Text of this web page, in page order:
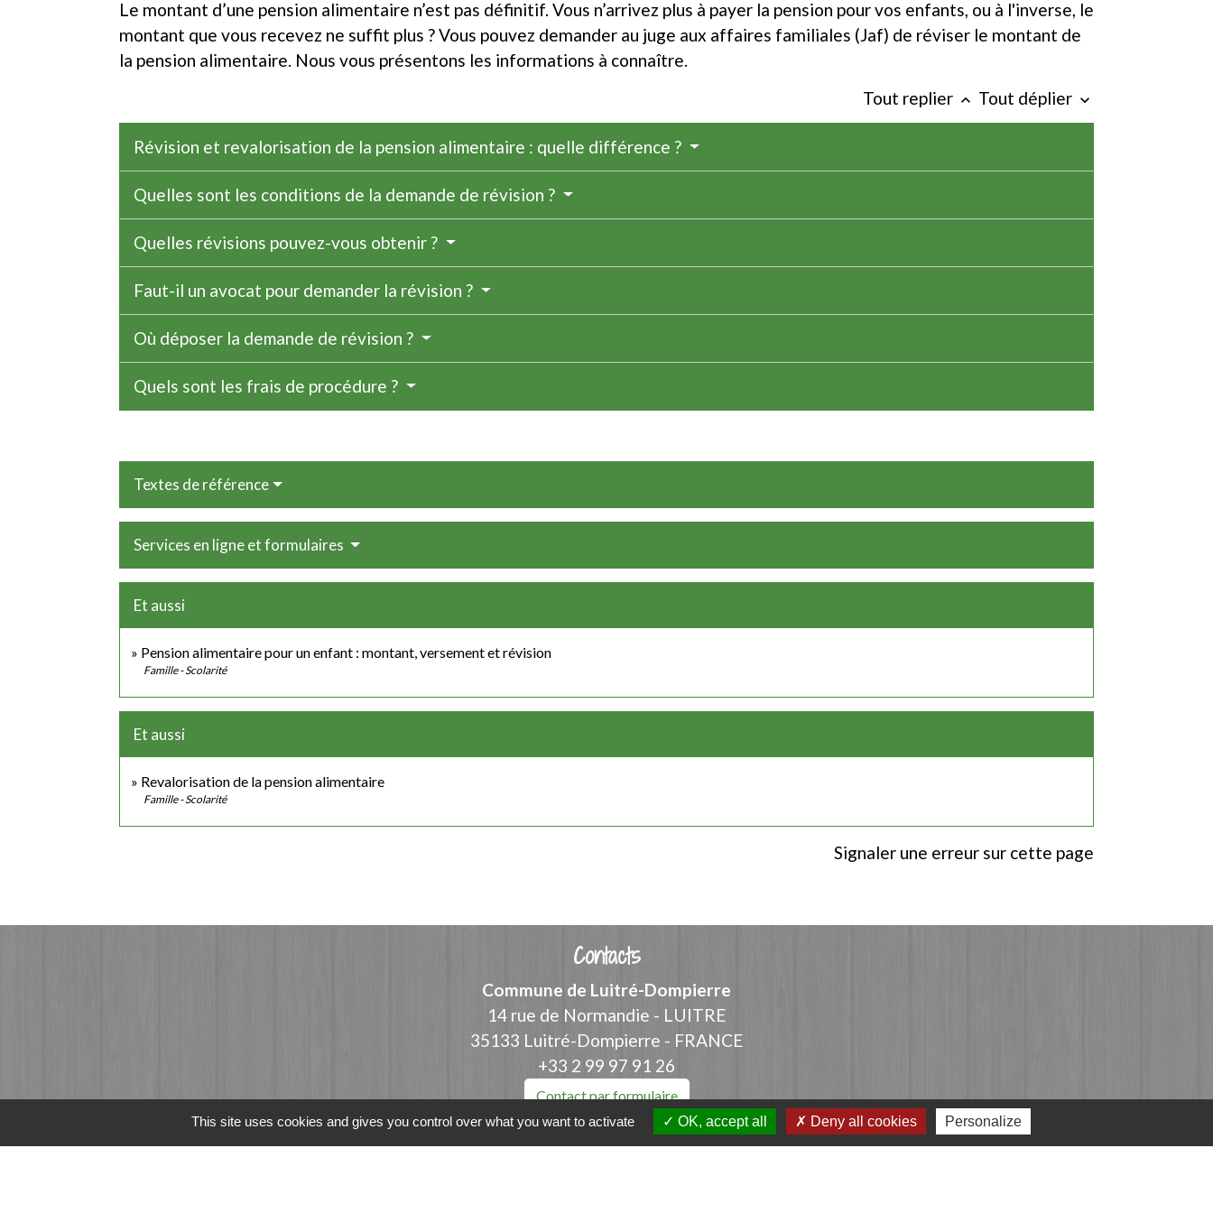
Le montant d’une pension alimentaire n’est pas définitif. Vous n’arrivez plus à payer la pension pour vos enfants, ou à l'inverse, le
montant que vous recevez ne suffit plus ? Vous pouvez demander au juge aux affaires familiales (Jaf) de réviser le montant de
la pension alimentaire. Nous vous présentons les informations à connaître.
Tout replier keyboard_arrow_up Tout déplier keyboard_arrow_down
Révision et revalorisation de la pension alimentaire : quelle différence ?
Quelles sont les conditions de la demande de révision ?
Quelles révisions pouvez-vous obtenir ?
Faut-il un avocat pour demander la révision ?
Où déposer la demande de révision ?
Quels sont les frais de procédure ?
Textes de référence
Services en ligne et formulaires
Et aussi
Pension alimentaire pour un enfant : montant, versement et révision
Famille - Scolarité
Et aussi
Revalorisation de la pension alimentaire
Famille - Scolarité
Signaler une erreur sur cette page
Contacts
Commune de Luitré-Dompierre
14 rue de Normandie - LUITRE
35133 Luitré-Dompierre - FRANCE
+33 2 99 97 91 26
Contact par formulaire
This site uses cookies and gives you control over what you want to activate OK, accept all Deny all cookies Personalize